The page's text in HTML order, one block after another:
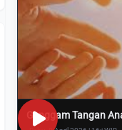
Genggam Tangan